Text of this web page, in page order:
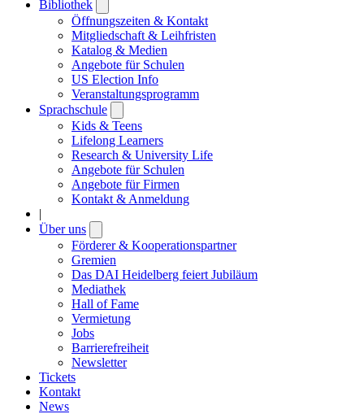
Bibliothek
submenu
Öffnungszeiten & Kontakt
Mitgliedschaft & Leihfristen
Katalog & Medien
Angebote für Schulen
US Election Info
Veranstaltungsprogramm
Sprachschule
submenu
Kids & Teens
Lifelong Learners
Research & University Life
Angebote für Schulen
Angebote für Firmen
Kontakt & Anmeldung
|
Über uns
submenu
Förderer & Kooperationspartner
Gremien
Das DAI Heidelberg feiert Jubiläum
Mediathek
Hall of Fame
Vermietung
Jobs
Barrierefreiheit
Newsletter
Tickets
Kontakt
News